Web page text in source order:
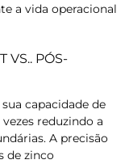
a vida operacional
VS.. PÓS-
capacidade de
reduzindo a
A precisão
de zinco